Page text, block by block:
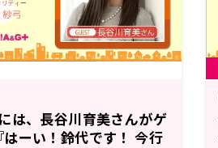
は、長谷川育美さんがゲ
ーい！鈴代です！ 今行